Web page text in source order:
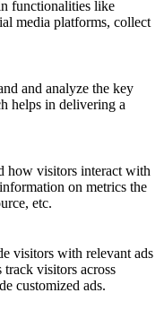
functionalities like
media platforms, collect
and analyze the key
helps in delivering a
how visitors interact with
on metrics the
etc.
visitors with relevant ads
track visitors across
customized ads.